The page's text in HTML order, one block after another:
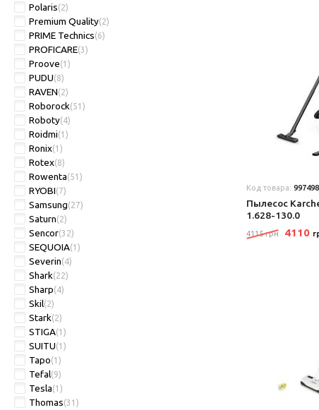
Polaris(2)
Premium Quality(2)
PRIME Technics(6)
PROFICARE(3)
Proove(1)
PUDU(8)
RAVEN(2)
Roborock(51)
Roboty(4)
Roidmi(1)
Ronix(1)
Rotex(8)
Rowenta(51)
RYOBI(7)
Samsung(27)
Saturn(2)
Sencor(32)
SEQUOIA(1)
Severin(4)
Shark(22)
Sharp(4)
Skil(2)
Stark(2)
STIGA(1)
SUITU(1)
Tapo(1)
Tefal(9)
Tesla(1)
Thomas(31)
Код товара: 997498
Пылесос
1.628-130.0
4115 грн 4110